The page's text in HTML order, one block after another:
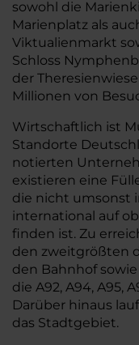
sowohl die
Marienplatz als
Viktualienmarkt
Schloss
der
Millionen von
Wirtschaftlich ist
Standorte
notierten
existieren eine
die nicht umsonst
international auf
finden ist. Zu
den zweitgrößten
den Bahnhof
die A92, A94, A95,
Darüber hinaus
das Stadtgebiet.